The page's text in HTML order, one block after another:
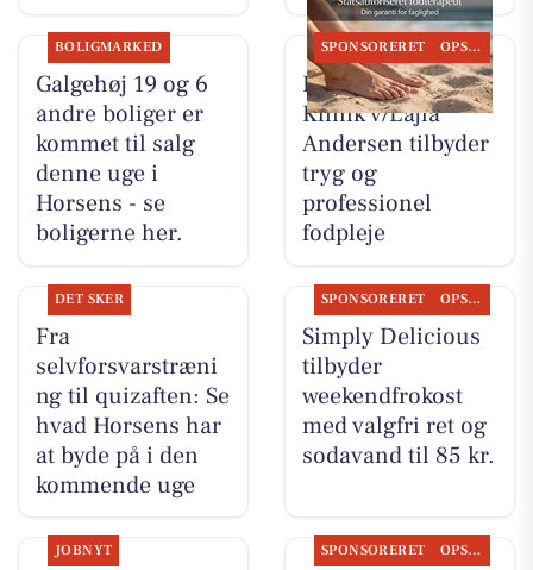
BOLIGMARKED
Galgehøj 19 og 6
andre boliger er
kommet til salg
denne uge i
Horsens - se
boligerne her.
SPONSORERET OPSLAGSTAVLEN
Fodterapeutisk
Klinik v/Lajla
Andersen tilbyder
tryg og
professionel
fodpleje
DET SKER
Fra
selvforsvarstræni
ng til quizaften: Se
hvad Horsens har
at byde på i den
kommende uge
SPONSORERET OPSLAGSTAVLEN
Simply Delicious
tilbyder
weekendfrokost
med valgfri ret og
sodavand til 85 kr.
JOBNYT SPONSORERET OPSLAGSTAVLEN